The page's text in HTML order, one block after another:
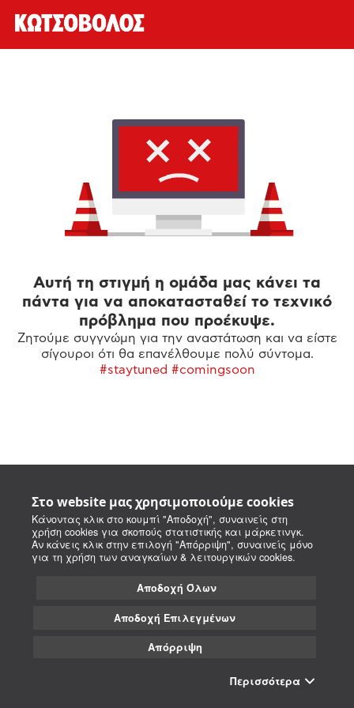
Στο website μας χρησιμοποιούμε cookies
Κάνοντας κλικ στο κουμπί "Αποδοχή", συναινείς στη
χρήση cookies για σκοπούς στατιστικής και μάρκετινγκ.
Αν κάνεις κλικ στην επιλογή "Απόρριψη", συναινείς μόνο
για τη χρήση των αναγκαίων & λειτουργικών cookies.
Αποδοχή Όλων
Αποδοχή Επιλεγμένων
Απόρριψη
Περισσότερα
Αυτή τη στιγμή η ομάδα μας κάνει τα
πάντα για να αποκατασταθεί το τεχνικό
πρόβλημα που προέκυψε.
Ζητούμε συγγνώμη για την αναστάτωση και να είστε
σίγουροι ότι θα επανέλθουμε πολύ σύντομα.
#staytuned #comingsoon